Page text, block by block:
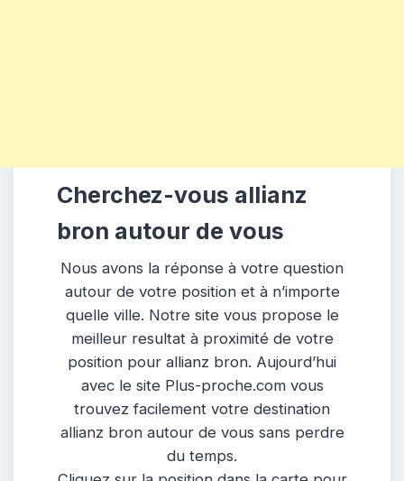
Cherchez-vous allianz
bron autour de vous
Nous avons la réponse à votre question
autour de votre position et à n’importe
quelle ville. Notre site vous propose le
meilleur resultat à proximité de votre
position pour allianz bron. Aujourd’hui
avec le site Plus-proche.com vous
trouvez facilement votre destination
allianz bron autour de vous sans perdre
du temps.